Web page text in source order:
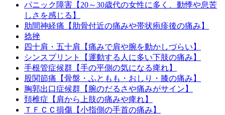
パニック障害【20～30歳代の女性に多く、動悸や息苦
しさを感じる】
肋間神経痛【肋骨付近の痛みや帯状疱疹後の痛み】
捻挫
四十肩・五十肩【痛みで肩や腕を動かしづらい】
シンスプリント【運動する人に多い下肢の痛み】
手根管症候群【手の平側の気になる痺れ】
股関節痛【骨盤・ふともも・おしり・膝の痛み】
胸郭出口症候群【腕のだるさや痛みがサイン】
頚椎症【肩から上肢の痛みや痺れ】
ＴＦＣＣ損傷【小指側の手首の痛み】